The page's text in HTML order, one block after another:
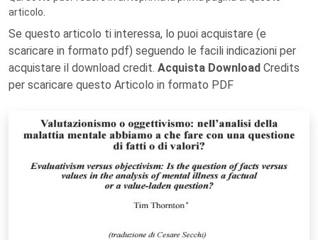
articolo.
Se questo articolo ti interessa, lo puoi acquistare (e
scaricare in formato pdf) seguendo le facili indicazioni per
acquistare il download credit. Acquista Download Credits
per scaricare questo Articolo in formato PDF